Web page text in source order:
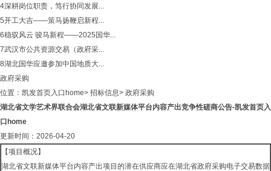
4深耕岗位职责，笃行协同发展...
5开工大吉——策马扬鞭启新程...
6稳驭风云 骏马新程——2025国华...
7武汉市公共资源交易（政府采...
8湖北国华应邀参加中国地质大...
政府采购
位置： 凯发首页入口home> 招标信息> 政府采购
湖北省文学艺术界联合会湖北省文联新媒体平台内容产出竞争性磋商公告-凯发首页入
口home
更新时间：2026-04-20
【项目概况】
湖北省文联新媒体平台内容产出项目的潜在供应商应在湖北省政府采购电子交易数据